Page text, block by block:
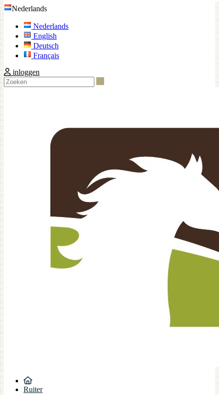
Nederlands
Nederlands
English
Deutsch
Français
inloggen
Ruiter